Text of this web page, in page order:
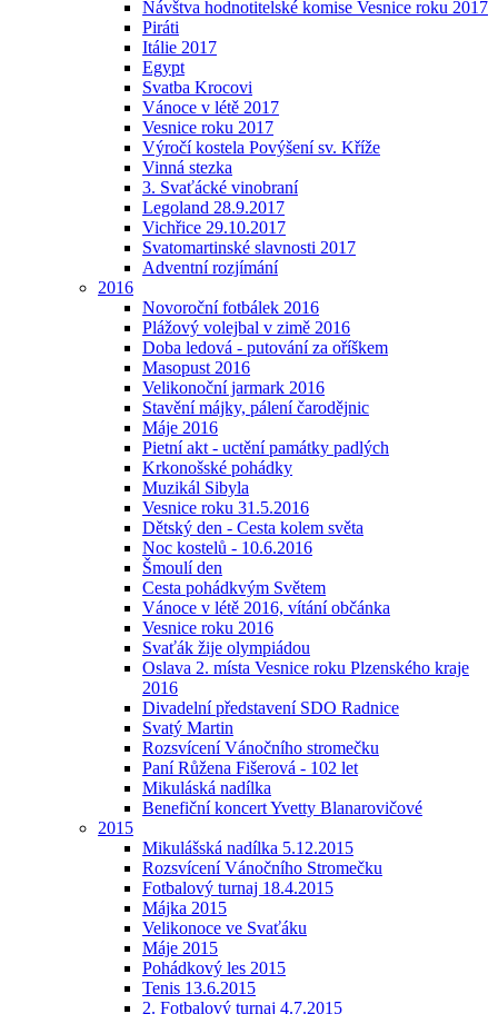
Návštva hodnotitelské komise Vesnice roku 2017
Piráti
Itálie 2017
Egypt
Svatba Krocovi
Vánoce v létě 2017
Vesnice roku 2017
Výročí kostela Povýšení sv. Kříže
Vinná stezka
3. Svaťácké vinobraní
Legoland 28.9.2017
Vichřice 29.10.2017
Svatomartinské slavnosti 2017
Adventní rozjímání
2016
Novoroční fotbálek 2016
Plážový volejbal v zimě 2016
Doba ledová - putování za oříškem
Masopust 2016
Velikonoční jarmark 2016
Stavění májky, pálení čarodějnic
Máje 2016
Pietní akt - uctění památky padlých
Krkonošské pohádky
Muzikál Sibyla
Vesnice roku 31.5.2016
Dětský den - Cesta kolem světa
Noc kostelů - 10.6.2016
Šmoulí den
Cesta pohádkvým Světem
Vánoce v létě 2016, vítání občánka
Vesnice roku 2016
Svaťák žije olympiádou
Oslava 2. místa Vesnice roku Plzenského kraje
2016
Divadelní představení SDO Radnice
Svatý Martin
Rozsvícení Vánočního stromečku
Paní Růžena Fišerová - 102 let
Mikuláská nadílka
Benefiční koncert Yvetty Blanarovičové
2015
Mikulášská nadílka 5.12.2015
Rozsvícení Vánočního Stromečku
Fotbalový turnaj 18.4.2015
Májka 2015
Velikonoce ve Svaťáku
Máje 2015
Pohádkový les 2015
Tenis 13.6.2015
2. Fotbalový turnaj 4.7.2015